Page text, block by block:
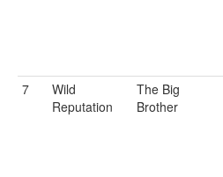
7
Wild
Reputation
The Big
Brother